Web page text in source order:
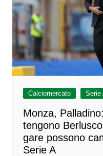
Calciomercato Serie
Monza,
tengono
gare possono
Serie A